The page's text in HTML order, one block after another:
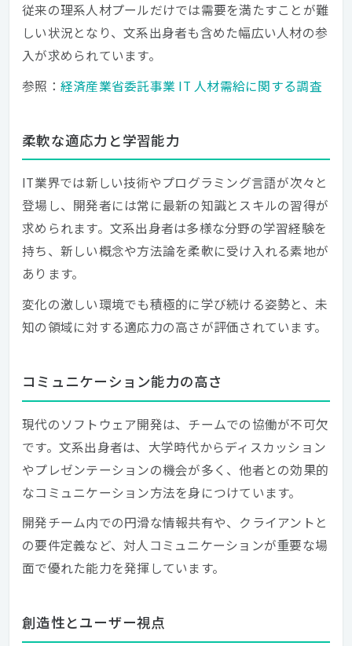
従来の理系人材プールだけでは需要を満たすことが難
しい状況となり、文系出身者も含めた幅広い人材の参
入が求められています。
参照： 経済産業省委託事業 IT 人材需給に関する調査
柔軟な適応力と学習能力
IT業界では新しい技術やプログラミング言語が次々と
登場し、開発者には常に最新の知識とスキルの習得が
求められます。文系出身者は多様な分野の学習経験を
持ち、新しい概念や方法論を柔軟に受け入れる素地が
あります。
変化の激しい環境でも積極的に学び続ける姿勢と、未
知の領域に対する適応力の高さが評価されています。
コミュニケーション能力の高さ
現代のソフトウェア開発は、チームでの協働が不可欠
です。文系出身者は、大学時代からディスカッション
やプレゼンテーションの機会が多く、他者との効果的
なコミュニケーション方法を身につけています。
開発チーム内での円滑な情報共有や、クライアントと
の要件定義など、対人コミュニケーションが重要な場
面で優れた能力を発揮しています。
創造性とユーザー視点